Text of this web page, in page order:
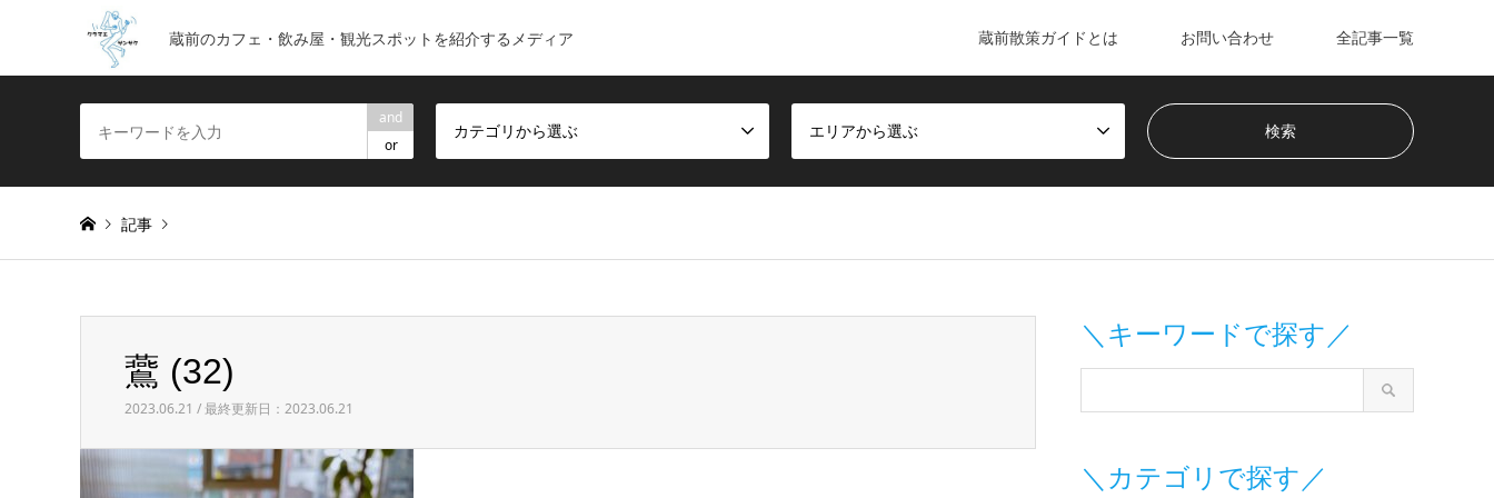
蔵前のカフェ・飲み屋・観光スポットを紹介するメディア 蔵前散策ガイドとは お問い合わせ 全記事一覧
and
or
カテゴリから選ぶ エリアから選ぶ
記事
鷰 (32)鷰 (32)
2023.06.21 / 最終更新日：2023.06.21
＼キーワードで探す／
＼カテゴリで探す／